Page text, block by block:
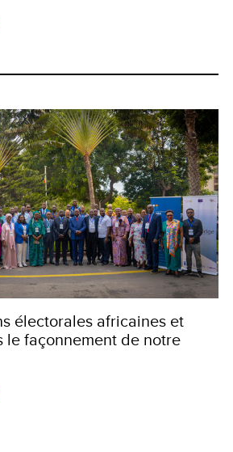
électorales africaines et
le façonnement de notre